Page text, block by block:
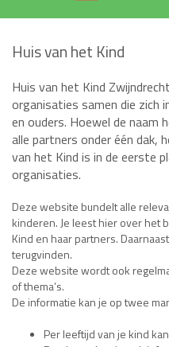
Huis van het Kind
Huis van het Kind
organisaties samen die zich
en ouders. Hoewel de
alle partners onder één dak,
van het Kind is in de eerste
organisaties.
Deze website bundelt alle
kinderen. Je leest hier over het
Kind en haar partners.
terugvinden.
Deze website wordt ook
of thema’s.
De informatie kan je op twee
Per leeftijd van je kind